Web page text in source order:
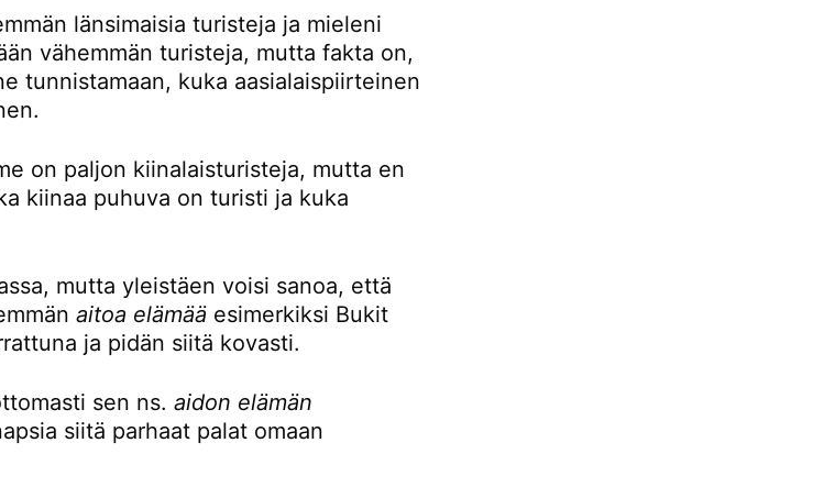
länsimaisia turisteja ja mieleni
vähemmän turisteja, mutta fakta on,
tunnistamaan, kuka aasialaispiirteinen
on paljon kiinalaisturisteja, mutta en
kiinaa puhuva on turisti ja kuka
mutta yleistäen voisi sanoa, että
aitoa elämää esimerkiksi Bukit
ja pidän siitä kovasti.
sen ns. aidon elämän
siitä parhaat palat omaan